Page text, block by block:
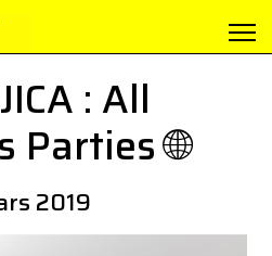
: All
Parties 🌐
2019